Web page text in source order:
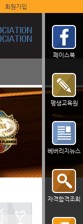
회원가입
페이스북
평생교육원
베버리지뉴스
자격합격조회